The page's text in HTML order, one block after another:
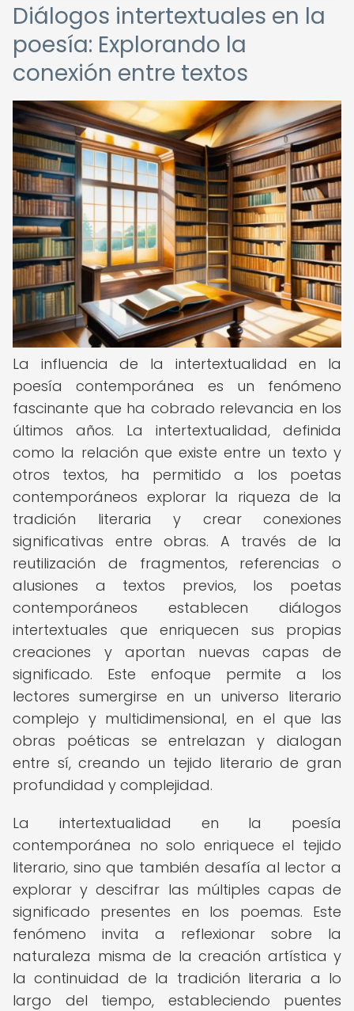
Diálogos intertextuales en la
poesía: Explorando la
conexión entre textos
La influencia de la intertextualidad en la
poesía contemporánea es un fenómeno
fascinante que ha cobrado relevancia en los
últimos años. La intertextualidad, definida
como la relación que existe entre un texto y
otros textos, ha permitido a los poetas
contemporáneos explorar la riqueza de la
tradición literaria y crear conexiones
significativas entre obras. A través de la
reutilización de fragmentos, referencias o
alusiones a textos previos, los poetas
contemporáneos establecen diálogos
intertextuales que enriquecen sus propias
creaciones y aportan nuevas capas de
significado. Este enfoque permite a los
lectores sumergirse en un universo literario
complejo y multidimensional, en el que las
obras poéticas se entrelazan y dialogan
entre sí, creando un tejido literario de gran
profundidad y complejidad.
La intertextualidad en la poesía
contemporánea no solo enriquece el tejido
literario, sino que también desafía al lector a
explorar y descifrar las múltiples capas de
significado presentes en los poemas. Este
fenómeno invita a reflexionar sobre la
naturaleza misma de la creación artística y
la continuidad de la tradición literaria a lo
largo del tiempo, estableciendo puentes